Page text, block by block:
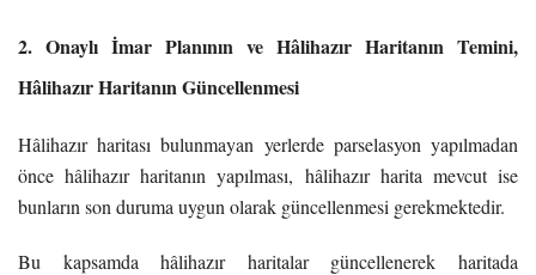
2. Onaylı İmar Planının ve Hâlihazır Haritanın Temini,
Hâlihazır Haritanın Güncellenmesi
Hâlihazır haritası bulunmayan yerlerde parselasyon yapılmadan
önce hâlihazır haritanın yapılması, hâlihazır harita mevcut ise
bunların son duruma uygun olarak güncellenmesi gerekmektedir.
Bu kapsamda hâlihazır haritalar güncellenerek haritada